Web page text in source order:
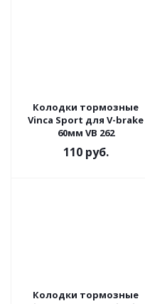
Колодки тормозные
Vinca Sport для V-brake
60мм VB 262
110руб.
Колодки тормозные